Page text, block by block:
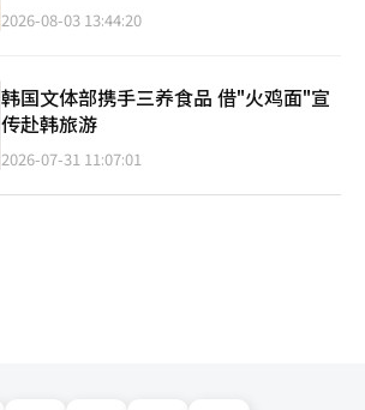
2026-08-03 13:44:20
韩国文体部携手三养食品 借"火鸡面"宣
传赴韩旅游
2026-07-31 11:07:01